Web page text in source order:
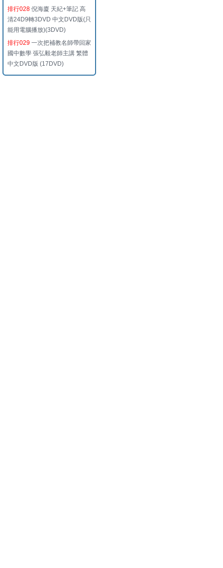
排行028 倪海廈 天紀+筆記 高
清24D9轉3DVD 中文DVD版(只
能用電腦播放)(3DVD)
排行029 一次把補教名師帶回家
國中數學 張弘毅老師主講 繁體
中文DVD版 (17DVD)